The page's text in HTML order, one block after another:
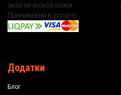
экзотической кожи.
Принимаем к оплате:
Додатки
Блог